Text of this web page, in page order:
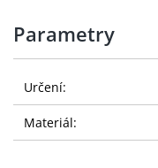
Parametry
Určení:
Materiál: